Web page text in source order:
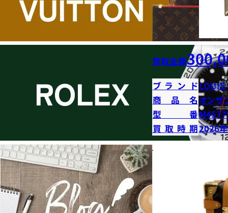
買取金額
ブランドLOUIS
商品名オンザ
型番
買取時期2026